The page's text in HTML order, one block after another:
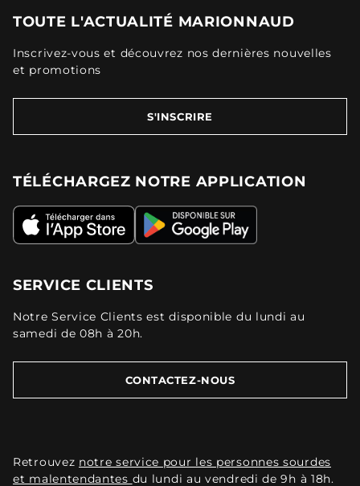
TOUTE L'ACTUALITÉ MARIONNAUD
Inscrivez-vous et découvrez nos dernières nouvelles
et promotions
S'INSCRIRE
TÉLÉCHARGEZ NOTRE APPLICATION
SERVICE CLIENTS
Notre Service Clients est disponible du lundi au
samedi de 08h à 20h.
CONTACTEZ-NOUS
Retrouvez notre service pour les personnes sourdes
et malentendantes du lundi au vendredi de 9h à 18h.